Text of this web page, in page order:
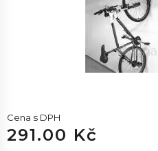
Cena s DPH
291.00 Kč